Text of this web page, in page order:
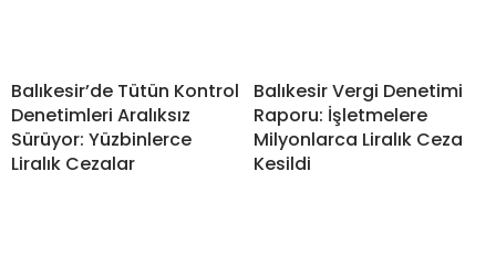
Balıkesir’de Tütün Kontrol
Denetimleri Aralıksız
Sürüyor: Yüzbinlerce
Liralık Cezalar
Balıkesir Vergi Denetimi
Raporu: İşletmelere
Milyonlarca Liralık Ceza
Kesildi